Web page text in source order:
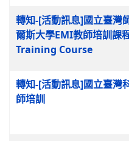
轉知-[活動訊息]國立臺灣
爾斯大學EMI教師培訓課
Training Course
轉知-[活動訊息]國立臺灣
師培訓